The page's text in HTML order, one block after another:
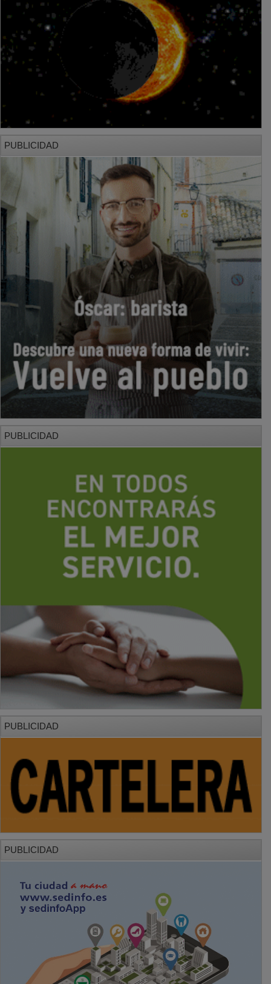
PUBLICIDAD
PUBLICIDAD
PUBLICIDAD
PUBLICIDAD